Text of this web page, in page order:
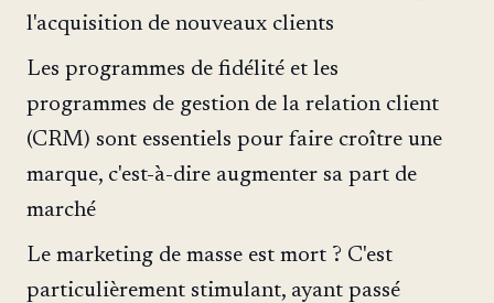
l'acquisition de nouveaux clients
Les programmes de fidélité et les
programmes de gestion de la relation client
(CRM) sont essentiels pour faire croître une
marque, c'est-à-dire augmenter sa part de
marché
Le marketing de masse est mort ? C'est
particulièrement stimulant, ayant passé